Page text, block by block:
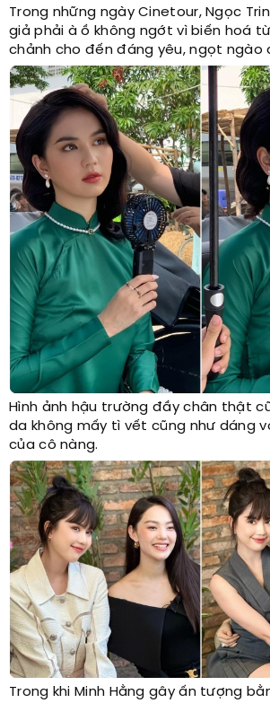
Trong những ngày Cinetour, Ngọc
giả phải à ồ không ngớt vì biến hoá
chảnh cho đến đáng yêu, ngọt ngào
Hình ảnh hậu trường đầy chân thật
da không mấy tì vết cũng như dáng
của cô nàng.
Trong khi Minh Hằng gây ấn tượng